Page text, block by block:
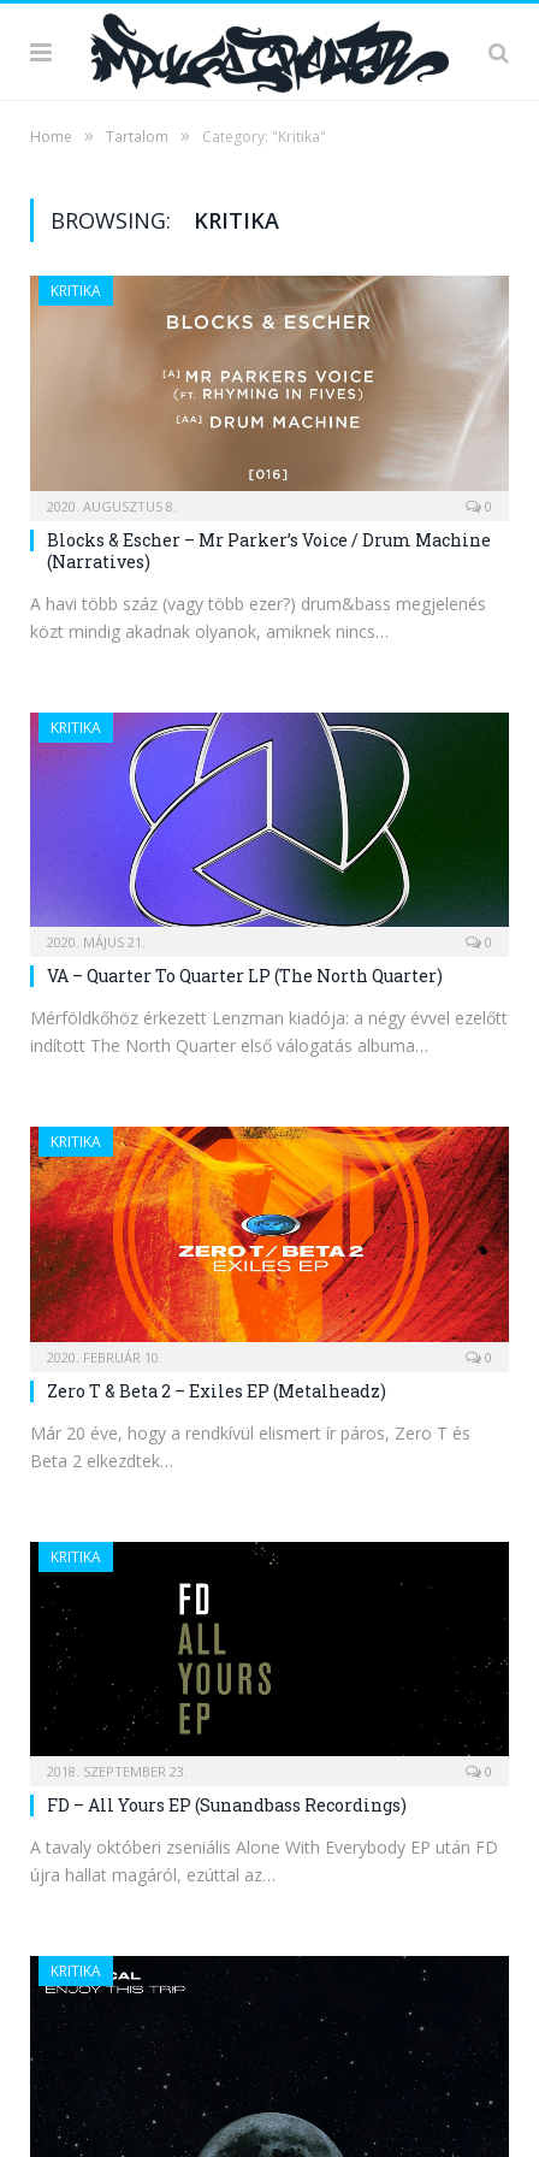
Home » Tartalom » Category: "Kritika"
BROWSING: KRITIKA
KRITIKA
2020. AUGUSZTUS 8. 0
Blocks & Escher – Mr Parker’s Voice / Drum Machine
(Narratives)
A havi több száz (vagy több ezer?) drum&bass megjelenés
közt mindig akadnak olyanok, amiknek nincs…
KRITIKA
2020. MÁJUS 21. 0
VA – Quarter To Quarter LP (The North Quarter)
Mérföldkőhöz érkezett Lenzman kiadója: a négy évvel ezelőtt
indított The North Quarter első válogatás albuma…
KRITIKA
2020. FEBRUÁR 10. 0
Zero T & Beta 2 – Exiles EP (Metalheadz)
Már 20 éve, hogy a rendkívül elismert ír páros, Zero T és
Beta 2 elkezdtek…
KRITIKA
2018. SZEPTEMBER 23. 0
FD – All Yours EP (Sunandbass Recordings)
A tavaly októberi zseniális Alone With Everybody EP után FD
újra hallat magáról, ezúttal az…
KRITIKA